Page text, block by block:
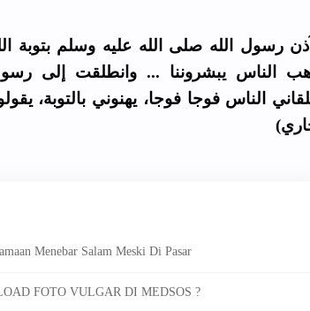
ﺭﺳﻮﻝ اﻟﻠﻪ ﺻﻠﻰ اﻟﻠﻪ ﻋﻠﻴﻪ ﻭﺳﻠﻢ ﺑﺘﻮﺑﺔ
اﻟﻨﺎﺱ ﻳﺒﺸﺮﻭﻧﻨﺎ ... ﻭاﻧﻄﻠﻘﺖ ﺇﻟﻰ
اﻟﻨﺎﺱ ﻓﻮﺟﺎ ﻓﻮﺟﺎ، ﻳﻬﻨﻮﻧﻲ ﺑﺎﻟﺘﻮﺑﺔ،
Menebar Salam Meski Di Pasar
FOTO VULGAR DI MEDSOS ?